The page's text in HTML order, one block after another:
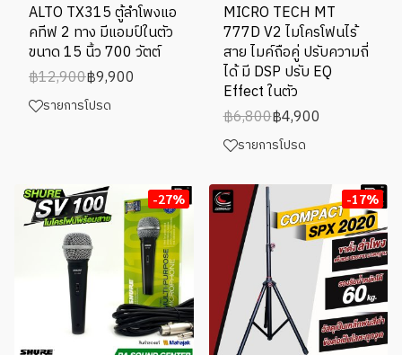
ALTO TX315 ตู้ลำโพงแอ
คทีฟ 2 ทาง มีแอมป์ในตัว
ขนาด 15 นิ้ว 700 วัตต์
฿12,900฿9,900
รายการโปรด
MICRO TECH MT
777D V2 ไมโครโฟนไร้
สาย ไมค์ถือคู่ ปรับความถี่
ได้ มี DSP ปรับ EQ
Effect ในตัว
฿6,800฿4,900
รายการโปรด
-27% -17%